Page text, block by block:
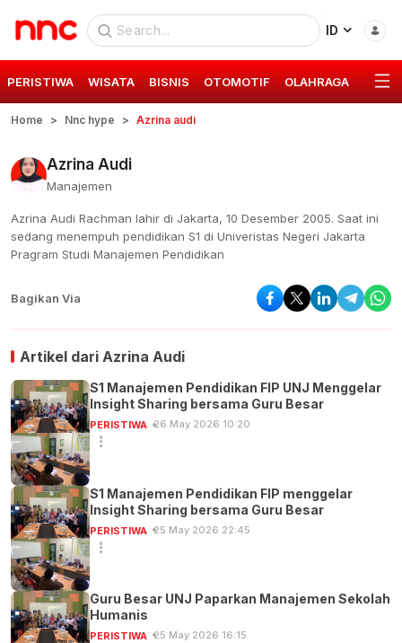
ID
PERISTIWA WISATA BISNIS OTOMOTIF OLAHRAGA GAYA
Home Nnc hype Azrina audi
Azrina Audi
Manajemen
Azrina Audi Rachman lahir di Jakarta, 10 Desember 2005. Saat ini
sedang menempuh pendidikan S1 di Univeristas Negeri Jakarta
Pragram Studi Manajemen Pendidikan
Bagikan Via
Artikel dari Azrina Audi
S1 Manajemen Pendidikan FIP UNJ Menggelar
Insight Sharing bersama Guru Besar
PERISTIWA 26 May 2026 10:20
S1 Manajemen Pendidikan FIP menggelar
Insight Sharing bersama Guru Besar
PERISTIWA 25 May 2026 22:45
Guru Besar UNJ Paparkan Manajemen Sekolah
Humanis
PERISTIWA 25 May 2026 16:15